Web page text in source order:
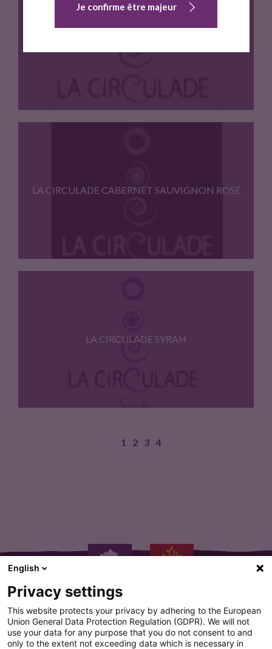
Robe grenat sur des notes…
LA CIRCULADE CABERNET SAUVIGNON ROSÉ
LA CIRCULADE SYRAH
1 2 3 4
PLAN DU SITE
Je confirme être majeur
English
Privacy settings
This website protects your privacy by adhering to the European
Union General Data Protection Regulation (GDPR). We will not
use your data for any purpose that you do not consent to and
only to the extent not exceeding data which is necessary in